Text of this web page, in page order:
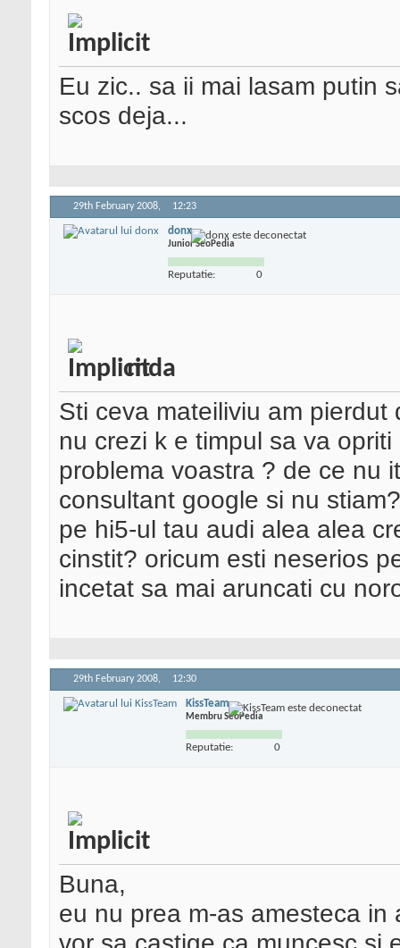
Eu zic.. sa ii mai lasam putin
scos deja...
29th February 2008, 12:23
donx
Junior SeoPedia
Reputatie: 0
mda
Sti ceva mateiliviu am
nu crezi k e timpul sa va
problema voastra ? de ce nu
consultant google si nu
pe hi5-ul tau audi alea alea
cinstit? oricum esti neserios
incetat sa mai aruncati cu
29th February 2008, 12:30
KissTeam
Membru SeoPedia
Reputatie: 0
Buna,
eu nu prea m-as amesteca